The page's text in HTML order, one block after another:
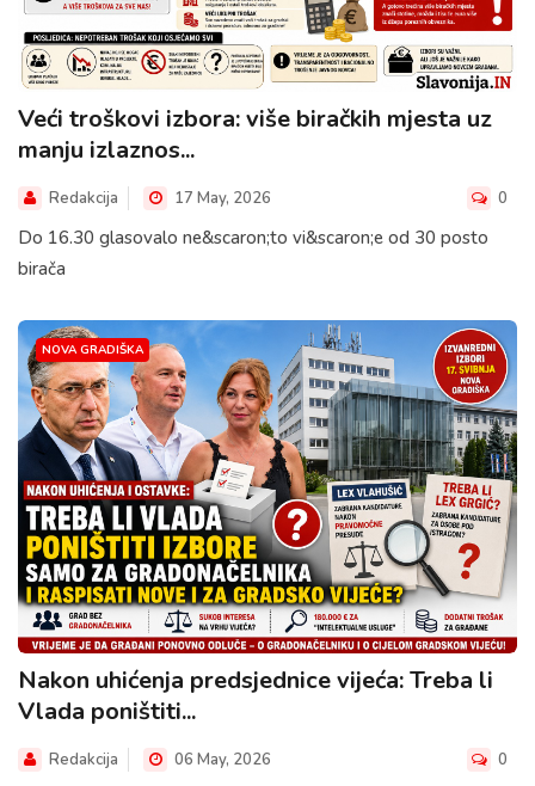
Veći troškovi izbora: više biračkih mjesta uz
manju izlaznos...
Redakcija 17 May, 2026 0
Do 16.30 glasovalo ne&scaron;to vi&scaron;e od 30 posto
birača
NOVA GRADIŠKA
Nakon uhićenja predsjednice vijeća: Treba li
Vlada poništiti...
Redakcija 06 May, 2026 0